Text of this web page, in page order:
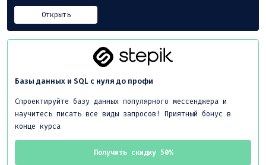
Открыть
Базы данных и SQL с нуля до профи
Спроектируйте базу данных популярного мессенджера и
научитесь писать все виды запросов! Приятный бонус в
конце курса
Получить скидку 50%